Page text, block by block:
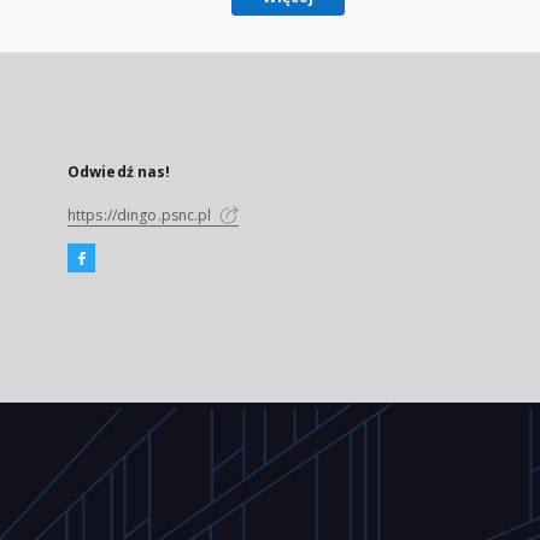
Odwiedź nas!
https://dingo.psnc.pl